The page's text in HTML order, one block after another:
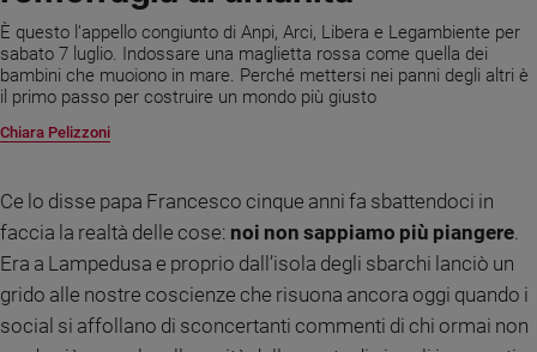
Devozione
e
fede
Parola
del
giorno
Società
e
È questo l’appello congiunto di Anpi, Arci, Libera e Legambiente per
sabato 7 luglio. Indossare una maglietta rossa come quella dei
bambini che muoiono in mare. Perché mettersi nei panni degli altri è
il primo passo per costruire un mondo più giusto
Chiara Pelizzoni
Ce lo disse papa Francesco cinque anni fa sbattendoci in
faccia la realtà delle cose: noi non sappiamo più piangere.
Era a Lampedusa e proprio dall’isola degli sbarchi lanciò un
grido alle nostre coscienze che risuona ancora oggi quando i
social si affollano di sconcertanti commenti di chi ormai non